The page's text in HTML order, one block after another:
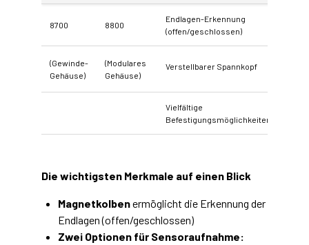
8700 8800
Endlagen-Erkennung
(offen/geschlossen)
(Gewinde-
Gehäuse)
(Modulares
Gehäuse)
Verstellbarer Spannkopf
Vielfältige
Befestigungsmöglichkeiten
Die wichtigsten Merkmale auf einen Blick
Magnetkolbenermöglicht die Erkennung der
Endlagen (offen/geschlossen)
Zwei Optionen für Sensoraufnahme: